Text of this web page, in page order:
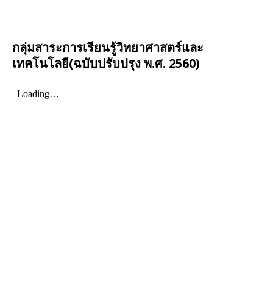
กลุ่มสาระการเรียนรู้วิทยาศาสตร์และ
เทคโนโลยี(ฉบับปรับปรุง พ.ศ. 2560)